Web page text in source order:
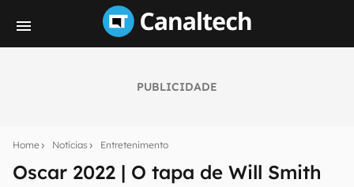
PUBLICIDADE
Home Notícias Entretenimento
Oscar 2022 | O tapa de Will Smith
notícias e reviews sobre tecnologia em primeira